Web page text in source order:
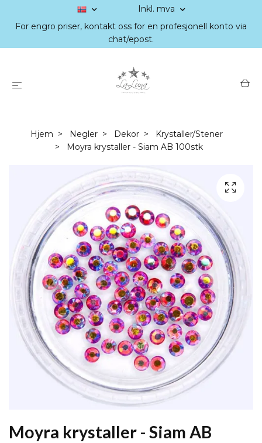
Inkl. mva
For engro priser, kontakt oss for en profesjonell konto via
chat/epost.
Hjem Negler Dekor
Krystaller/Stener
Moyra krystaller - Siam AB 100stk
Moyra krystaller - Siam AB